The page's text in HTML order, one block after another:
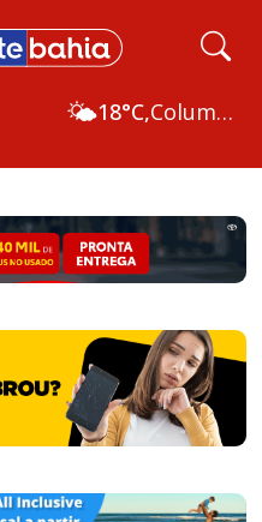
🌤️18°C, Columbus